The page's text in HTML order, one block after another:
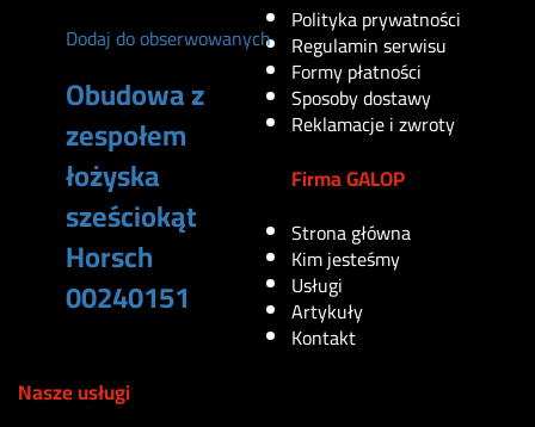
Dodaj do obserwowanych
Obudowa z
zespołem
łożyska
sześciokąt
Horsch
00240151
Polityka prywatności
Regulamin serwisu
Formy płatności
Sposoby dostawy
Reklamacje i zwroty
Firma GALOP
Strona główna
Kim jesteśmy
Usługi
Artykuły
Kontakt
Nasze usługi